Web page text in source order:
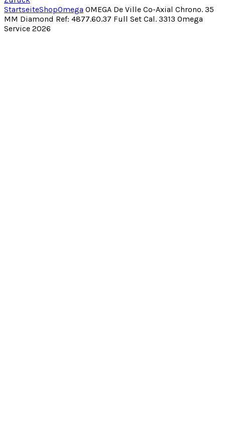
StartseiteShopOmega OMEGA De Ville Co-Axial Chrono. 35
MM Diamond Ref: 4877.60.37 Full Set Cal. 3313 Omega
Service 2026